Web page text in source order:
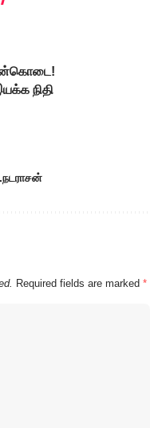
நிதி
Required fields are marked *